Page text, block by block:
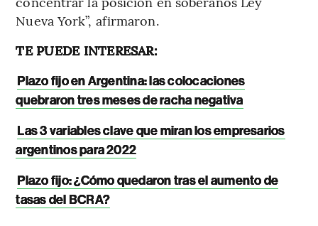
Nueva York”, afirmaron.
TE PUEDE INTERESAR:
Plazo fijo en Argentina: las colocaciones
quebraron tres meses de racha negativa
Las 3 variables clave que miran los empresarios
argentinos para 2022
Plazo fijo: ¿Cómo quedaron tras el aumento de
tasas del BCRA?